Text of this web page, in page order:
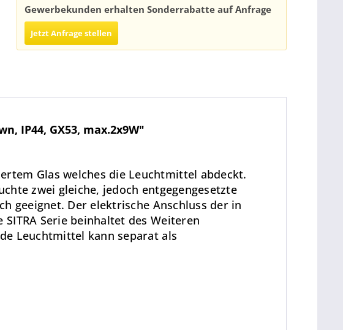
Gewerbekunden erhalten Sonderrabatte auf Anfrage
Jetzt Anfrage stellen
IP44, GX53, max.2x9W"
Glas welches die Leuchtmittel abdeckt.
zwei gleiche, jedoch entgegengesetzte
geeignet. Der elektrische Anschluss der in
Serie beinhaltet des Weiteren
Leuchtmittel kann separat als